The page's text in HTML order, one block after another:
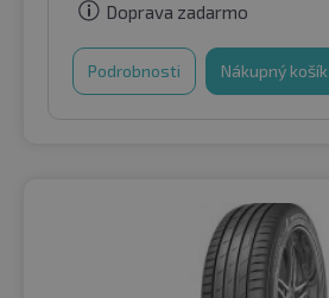
Doprava zadarmo
Podrobnosti Nákupný košík